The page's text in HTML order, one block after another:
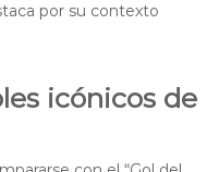
por su contexto
icónicos de